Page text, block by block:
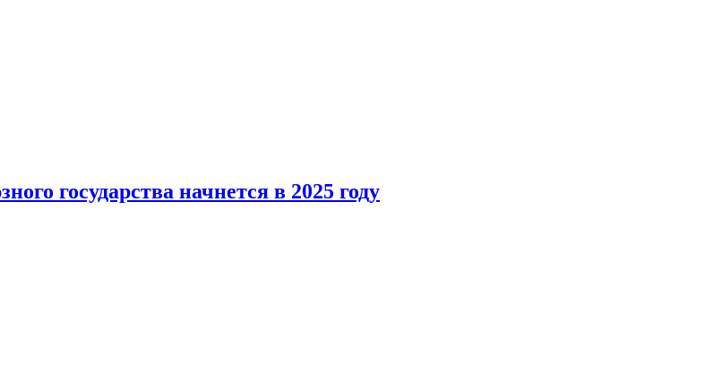
государства начнется в 2025 году